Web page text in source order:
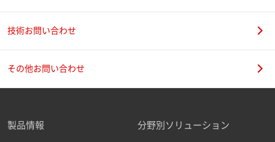
技術お問い合わせ
その他お問い合わせ
製品情報 分野別ソリューション